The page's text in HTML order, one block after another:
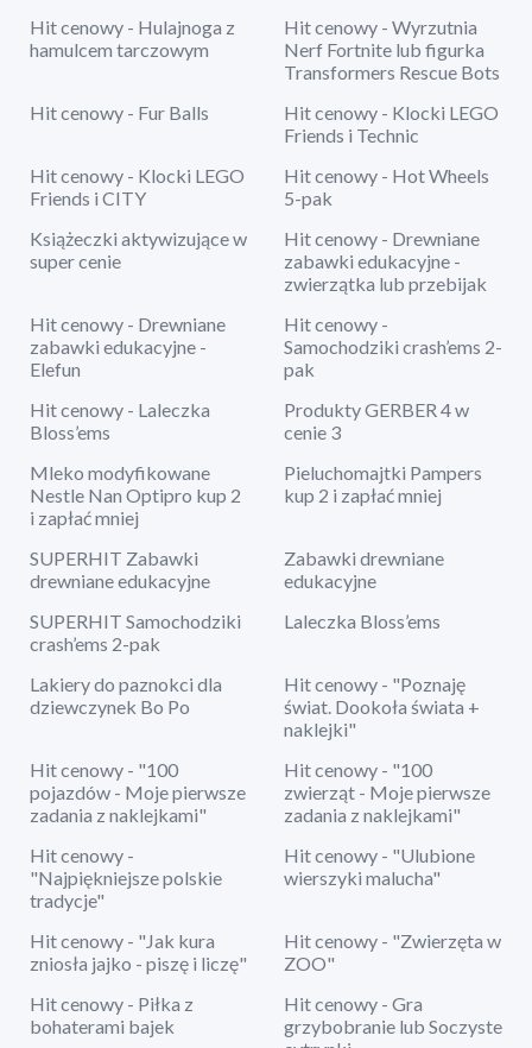
Hit cenowy - Hulajnoga z
hamulcem tarczowym
Hit cenowy - Wyrzutnia
Nerf Fortnite lub figurka
Transformers Rescue Bots
Hit cenowy - Fur Balls
Hit cenowy - Klocki LEGO
Friends i Technic
Hit cenowy - Klocki LEGO
Friends i CITY
Hit cenowy - Hot Wheels
5-pak
Książeczki aktywizujące w
super cenie
Hit cenowy - Drewniane
zabawki edukacyjne -
zwierzątka lub przebijak
Hit cenowy - Drewniane
zabawki edukacyjne -
Elefun
Hit cenowy -
Samochodziki crash’ems 2-
pak
Hit cenowy - Laleczka
Bloss’ems
Produkty GERBER 4 w
cenie 3
Mleko modyfikowane
Nestle Nan Optipro kup 2
i zapłać mniej
Pieluchomajtki Pampers
kup 2 i zapłać mniej
SUPERHIT Zabawki
drewniane edukacyjne
Zabawki drewniane
edukacyjne
SUPERHIT Samochodziki
crash’ems 2-pak
Laleczka Bloss’ems
Lakiery do paznokci dla
dziewczynek Bo Po
Hit cenowy - "Poznaję
świat. Dookoła świata +
naklejki"
Hit cenowy - "100
pojazdów - Moje pierwsze
zadania z naklejkami"
Hit cenowy - "100
zwierząt - Moje pierwsze
zadania z naklejkami"
Hit cenowy -
"Najpiękniejsze polskie
tradycje"
Hit cenowy - "Ulubione
wierszyki malucha"
Hit cenowy - "Jak kura
zniosła jajko - piszę i liczę"
Hit cenowy - "Zwierzęta w
ZOO"
Hit cenowy - Piłka z
bohaterami bajek
Hit cenowy - Gra
grzybobranie lub Soczyste